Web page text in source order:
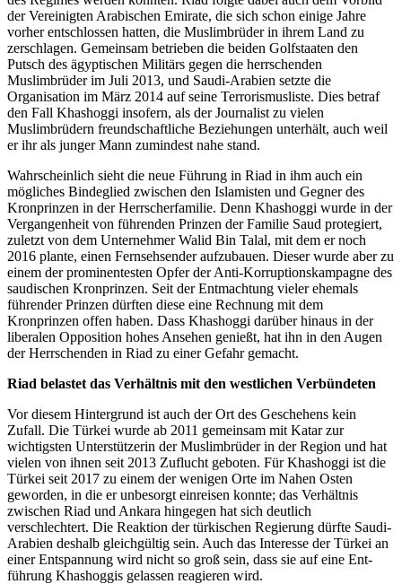
der Vereinigten Arabischen Emirate, die sich schon einige Jahre
vorher entschlossen hatten, die Muslim­brüder in ihrem Land zu
zerschlagen. Gemeinsam betrieben die beiden Golfstaaten den
Putsch des ägyptischen Militärs gegen die herrschenden
Muslimbrüder im Juli 2013, und Saudi-Arabien setzte die
Organisation im März 2014 auf seine Terrorismusliste. Dies betraf
den Fall Khashoggi insofern, als der Journalist zu vielen
Muslimbrüdern freundschaftliche Beziehungen unterhält, auch weil
er ihr als junger Mann zumindest nahe stand.
Wahrscheinlich sieht die neue Führung in Riad in ihm auch ein
mögliches Bindeglied zwischen den Islamisten und Gegner des
Kronprinzen in der Herrscherfamilie. Denn Khashoggi wurde in der
Vergangenheit von führenden Prinzen der Familie Saud protegiert,
zuletzt von dem Unternehmer Walid Bin Talal, mit dem er noch
2016 plante, einen Fernsehsender auf­zubauen. Dieser wurde aber zu
einem der prominentesten Opfer der Anti-Korruptionskampagne des
saudischen Kronprinzen. Seit der Entmachtung vieler ehemals
führender Prinzen dürften diese eine Rechnung mit dem
Kronprinzen offen haben. Dass Khashoggi darüber hinaus in der
liberalen Opposition hohes Ansehen genießt, hat ihn in den Augen
der Herrschenden in Riad zu einer Gefahr gemacht.
Riad belastet das Verhältnis mit den westlichen Verbündeten
Vor diesem Hintergrund ist auch der Ort des Geschehens kein
Zufall. Die Türkei wurde ab 2011 gemeinsam mit Katar zur
wichtigsten Unterstützerin der Muslimbrüder in der Region und hat
vielen von ihnen seit 2013 Zuflucht geboten. Für Khashoggi ist die
Türkei seit 2017 zu einem der wenigen Orte im Nahen Osten
geworden, in die er unbesorgt einreisen konnte; das Verhältnis
zwischen Riad und Ankara hingegen hat sich deutlich
verschlechtert. Die Reaktion der türkischen Regierung dürfte Saudi-
Arabien deshalb gleichgültig sein. Auch das Interesse der Türkei an
einer Entspannung wird nicht so groß sein, dass sie auf eine Ent­
führung Khashoggis gelassen reagieren wird.